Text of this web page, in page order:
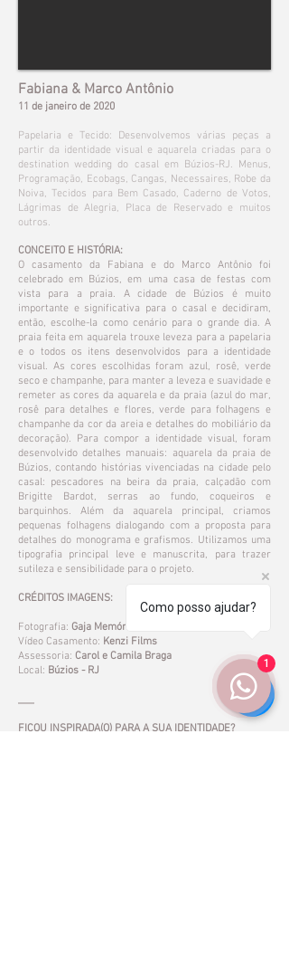
Fabiana & Marco Antônio
11 de janeiro de 2020
Papelaria e Tecido: Desenvolvemos várias peças a
partir da identidade visual e aquarela criadas para o
destination wedding do casal em Búzios-RJ. Menus,
Programação, Ecobags, Cangas, Necessaires, Robe da
Noiva, Tecidos para Bem Casado, Caderno de Votos,
Lágrimas de Alegria, Placa de Reservado e muitos
outros.
CONCEITO E HISTÓRIA:
O casamento da Fabiana e do Marco Antônio foi
celebrado em Búzios, em uma casa de festas com
vista para a praia. A cidade de Búzios é muito
importante e significativa para o casal e decidiram,
então, escolhe-la como cenário para o grande dia. A
praia feita em aquarela trouxe leveza para a papelaria
e o todos os itens desenvolvidos para a identidade
visual. As cores escolhidas foram azul, rosê, verde
seco e champanhe, para manter a leveza e suavidade e
remeter as cores da aquarela e da praia (azul do mar,
rosê para detalhes e flores, verde para folhagens e
champanhe da cor da areia e detalhes do mobiliário da
decoração). Para compor a identidade visual, foram
desenvolvido detalhes manuais: aquarela da praia de
Búzios, contando histórias vivenciadas na cidade pelo
casal: pescadores na beira da praia, calçadão com
Brigitte Bardot, serras ao fundo, coqueiros e
barquinhos. Além da aquarela principal, criamos
pequenas folhagens dialogando com a proposta para
detalhes do monograma e grafismos. Utilizamos uma
tipografia principal leve e manuscrita, para trazer
sutileza e sensibilidade para o projeto.
CRÉDITOS IMAGENS:
Fotografia: Gaja Memórias
Vídeo Casamento: Kenzi Films
Assessoria: Carol e Camila Braga
Local: Búzios - RJ
FICOU INSPIRADA(O) PARA A SUA IDENTIDADE?
Como posso ajudar?
1